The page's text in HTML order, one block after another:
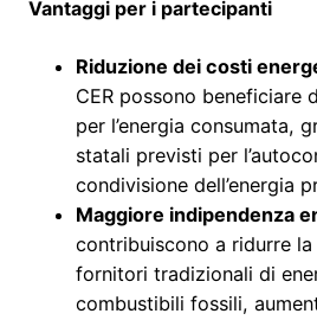
Vantaggi per i partecipanti
Riduzione dei costi
CER possono beneficiare
per l’energia consumata,
statali previsti per
condivisione dell’energia
Maggiore indipendenza
contribuiscono a ridurre
fornitori tradizionali di
combustibili fossili,